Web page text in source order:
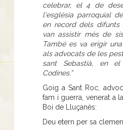
celebrar, el 4 de
l'església parroquial
en record dels
van assistir més de
També es va erigir
als advocats de les
sant Sebastià, en
Codines.”
Goig a Sant Roc,
fam i guerra, venerat a
Boi de Lluçanès:
Deu etern per sa